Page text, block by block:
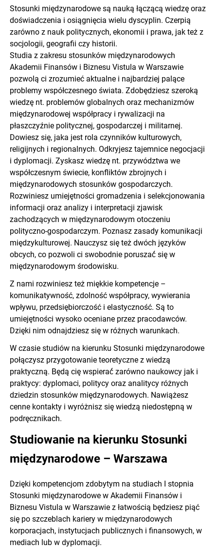
Stosunki międzynarodowe są nauką łączącą wiedzę oraz
doświadczenia i osiągnięcia wielu dyscyplin. Czerpią
zarówno z nauk politycznych, ekonomii i prawa, jak też z
socjologii, geografii czy historii.
Studia z zakresu stosunków międzynarodowych
Akademii Finansów i Biznesu Vistula w Warszawie
pozwolą ci zrozumieć aktualne i najbardziej palące
problemy współczesnego świata. Zdobędziesz szeroką
wiedzę nt. problemów globalnych oraz mechanizmów
międzynarodowej współpracy i rywalizacji na
płaszczyźnie politycznej, gospodarczej i militarnej.
Dowiesz się, jaka jest rola czynników kulturowych,
religijnych i regionalnych. Odkryjesz tajemnice negocjacji
i dyplomacji. Zyskasz wiedzę nt. przywództwa we
współczesnym świecie, konfliktów zbrojnych i
międzynarodowych stosunków gospodarczych.
Rozwiniesz umiejętności gromadzenia i selekcjonowania
informacji oraz analizy i interpretacji zjawisk
zachodzących w międzynarodowym otoczeniu
polityczno-gospodarczym. Poznasz zasady komunikacji
międzykulturowej. Nauczysz się też dwóch języków
obcych, co pozwoli ci swobodnie poruszać́ się w
międzynarodowym środowisku.
Z nami rozwiniesz też miękkie kompetencje –
komunikatywność, zdolność współpracy, wywierania
wpływu, przedsiębiorczość i elastyczność. Są to
umiejętności wysoko oceniane przez pracodawców.
Dzięki nim odnajdziesz się w różnych warunkach.
W czasie studiów na kierunku Stosunki międzynarodowe
połączysz przygotowanie teoretyczne z wiedzą
praktyczną. Będą cię wspierać́ zarówno naukowcy jak i
praktycy: dyplomaci, politycy oraz analitycy różnych
dziedzin stosunków międzynarodowych. Nawiążesz
cenne kontakty i wyróżnisz się wiedzą niedostępną w
podręcznikach.
Studiowanie na kierunku Stosunki
międzynarodowe – Warszawa
Dzięki kompetencjom zdobytym na studiach I stopnia
Stosunki międzynarodowe w Akademii Finansów i
Biznesu Vistula w Warszawie z łatwością będziesz piąć
się po szczeblach kariery w międzynarodowych
korporacjach, instytucjach publicznych i finansowych, w
mediach lub w dyplomacji.